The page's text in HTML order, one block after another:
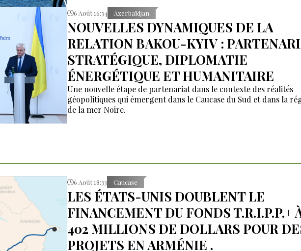
6 Août 16:34 Azerbaïdjan
NOUVELLES DYNAMIQUES DE LA
RELATION BAKOU-KYIV :
STRATÉGIQUE, DIPLOMATIE
ÉNERGÉTIQUE ET HUMANITAIRE
Une nouvelle étape de partenariat dans le contexte des réalités
géopolitiques qui émergent dans le Caucase du Sud et dans la
de la mer Noire.
6 Août 18:33 Caucase
LES ÉTATS-UNIS DOUBLENT LE
FINANCEMENT DU FONDS T.R.I.P.P.+
402 MILLIONS DE DOLLARS POUR
PROJETS EN ARMÉNIE .